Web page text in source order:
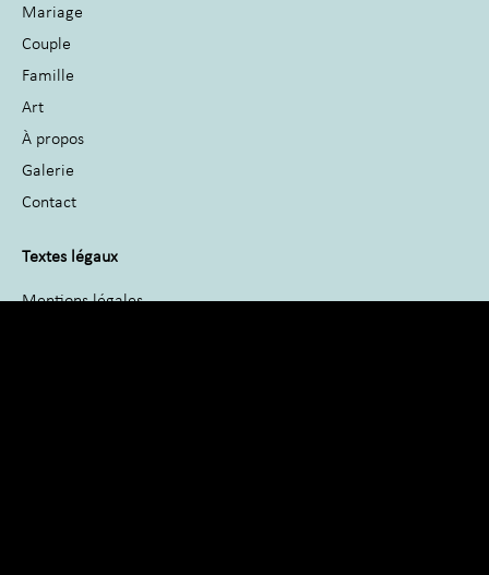
Mariage
Couple
Famille
Art
À propos
Galerie
Contact
Textes légaux
Mentions légales